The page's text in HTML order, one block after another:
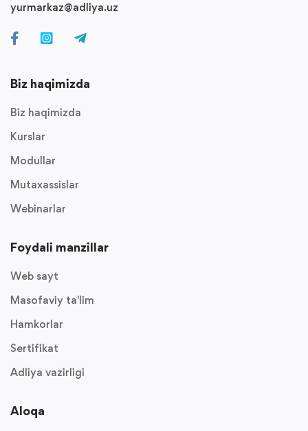
yurmarkaz@adliya.uz
Biz haqimizda
Biz haqimizda
Kurslar
Modullar
Mutaxassislar
Webinarlar
Foydali manzillar
Web sayt
Masofaviy ta'lim
Hamkorlar
Sertifikat
Adliya vazirligi
Aloqa